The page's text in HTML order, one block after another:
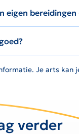
eigen
Je arts
verder